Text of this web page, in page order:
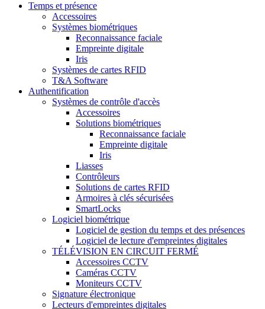
Temps et présence
Accessoires
Systèmes biométriques
Reconnaissance faciale
Empreinte digitale
Iris
Systèmes de cartes RFID
T&A Software
Authentification
Systèmes de contrôle d'accès
Accessoires
Solutions biométriques
Reconnaissance faciale
Empreinte digitale
Iris
Liasses
Contrôleurs
Solutions de cartes RFID
Armoires à clés sécurisées
SmartLocks
Logiciel biométrique
Logiciel de gestion du temps et des présences
Logiciel de lecture d'empreintes digitales
TÉLÉVISION EN CIRCUIT FERMÉ
Accessoires CCTV
Caméras CCTV
Moniteurs CCTV
Signature électronique
Lecteurs d'empreintes digitales